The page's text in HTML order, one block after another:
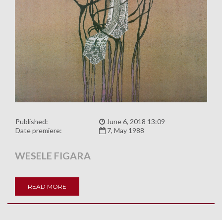
Published:
June 6, 2018 13:09
Date premiere:
7, May 1988
WESELE FIGARA
READ MORE